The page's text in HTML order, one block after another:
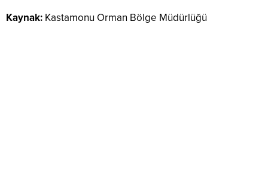
Kaynak: Kastamonu Orman Bölge Müdürlüğü